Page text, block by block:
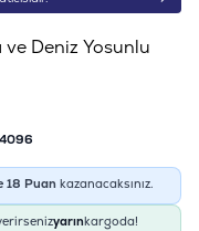
Deniz Yosunlu
18 Puan kazanacaksınız.
yarınkargoda!